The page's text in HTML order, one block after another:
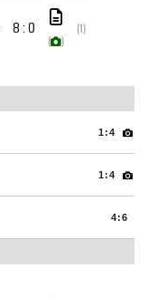
8 : 0
( )
(1)
1:4
1:4
4:6